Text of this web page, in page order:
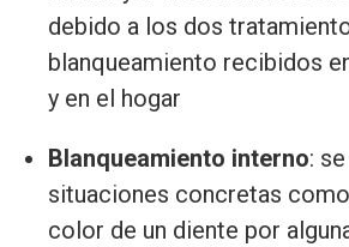
debido a los dos
blanqueamiento recibidos
y en el hogar
Blanqueamiento interno:
situaciones concretas
color de un diente por